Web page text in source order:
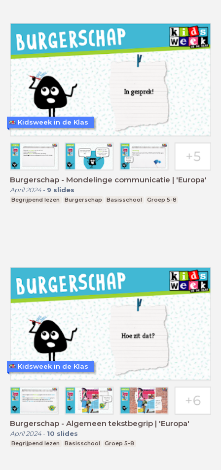
Burgerschap - Mondelinge communicatie | 'Europa'
April 2024- 9 slides
Begrijpend lezen Burgerschap Basisschool Groep 5-8
Kidsweek in de Klas
Burgerschap - Algemeen tekstbegrip | 'Europa'
April 2024- 10 slides
Begrijpend lezen Basisschool Groep 5-8
Kidsweek in de Klas